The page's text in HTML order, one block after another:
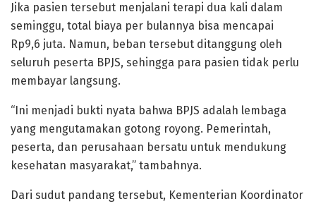
Jika pasien tersebut menjalani terapi dua kali dalam
seminggu, total biaya per bulannya bisa mencapai
Rp9,6 juta. Namun, beban tersebut ditanggung oleh
seluruh peserta BPJS, sehingga para pasien tidak perlu
membayar langsung.
“Ini menjadi bukti nyata bahwa BPJS adalah lembaga
yang mengutamakan gotong royong. Pemerintah,
peserta, dan perusahaan bersatu untuk mendukung
kesehatan masyarakat,” tambahnya.
Dari sudut pandang tersebut, Kementerian Koordinator